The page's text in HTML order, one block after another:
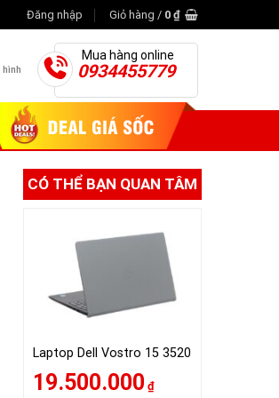
Đăng nhập Giỏ hàng / 0 ₫
Mua hàng online
0934455779
CÓ THỂ BẠN QUAN TÂM
Laptop Dell Vostro 15 3520
19.500.000 ₫